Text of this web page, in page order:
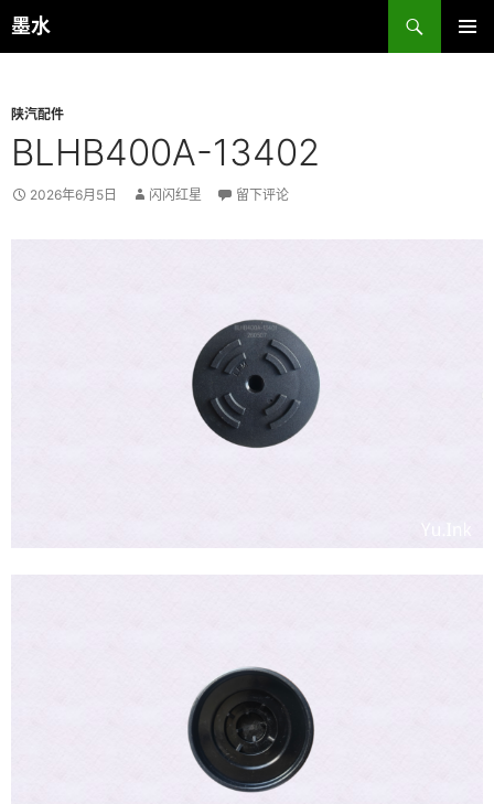
跳
至
墨水
搜
索
陕汽配件
BLHB400A-13402
2026年6月5日 闪闪红星 留下评论